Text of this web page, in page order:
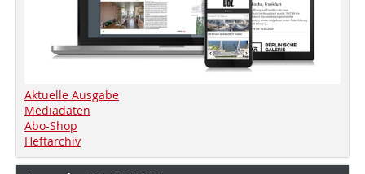
Aktuelle Ausgabe
Mediadaten
Abo-Shop
Heftarchiv